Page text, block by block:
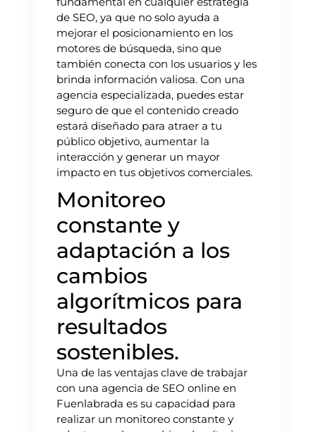
de SEO, ya que no solo ayuda a
mejorar el posicionamiento en los
motores de búsqueda, sino que
también conecta con los usuarios y les
brinda información valiosa. Con una
agencia especializada, puedes estar
seguro de que el contenido creado
estará diseñado para atraer a tu
público objetivo, aumentar la
interacción y generar un mayor
impacto en tus objetivos comerciales.
Monitoreo
constante y
adaptación a los
cambios
algorítmicos para
resultados
sostenibles.
Una de las ventajas clave de trabajar
con una agencia de SEO online en
Fuenlabrada es su capacidad para
realizar un monitoreo constante y